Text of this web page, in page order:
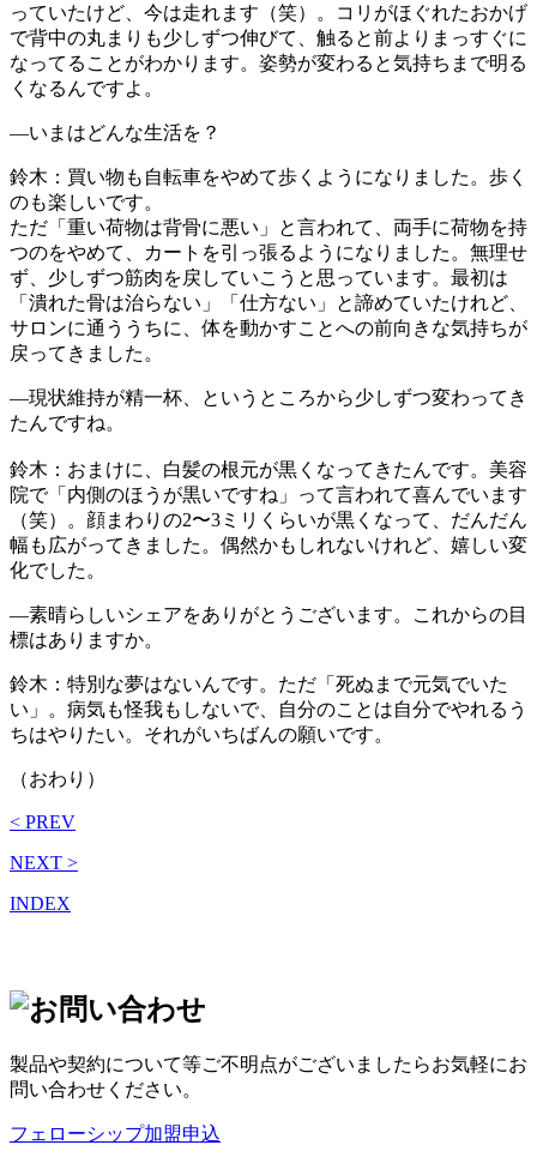
っていたけど、今は走れます（笑）。コリがほぐれたおかげ
で背中の丸まりも少しずつ伸びて、触ると前よりまっすぐに
なってることがわかります。姿勢が変わると気持ちまで明る
くなるんですよ。
―いまはどんな生活を？
鈴木：買い物も自転車をやめて歩くようになりました。歩く
のも楽しいです。
ただ「重い荷物は背骨に悪い」と言われて、両手に荷物を持
つのをやめて、カートを引っ張るようになりました。無理せ
ず、少しずつ筋肉を戻していこうと思っています。最初は
「潰れた骨は治らない」「仕方ない」と諦めていたけれど、
サロンに通ううちに、体を動かすことへの前向きな気持ちが
戻ってきました。
―現状維持が精一杯、というところから少しずつ変わってき
たんですね。
鈴木：おまけに、白髪の根元が黒くなってきたんです。美容
院で「内側のほうが黒いですね」って言われて喜んでいます
（笑）。顔まわりの2〜3ミリくらいが黒くなって、だんだん
幅も広がってきました。偶然かもしれないけれど、嬉しい変
化でした。
―素晴らしいシェアをありがとうございます。これからの目
標はありますか。
鈴木：特別な夢はないんです。ただ「死ぬまで元気でいた
い」。病気も怪我もしないで、自分のことは自分でやれるう
ちはやりたい。それがいちばんの願いです。
（おわり）
< PREV
NEXT >
INDEX
製品や契約について等ご不明点がございましたらお気軽にお
問い合わせください。
フェローシップ加盟申込